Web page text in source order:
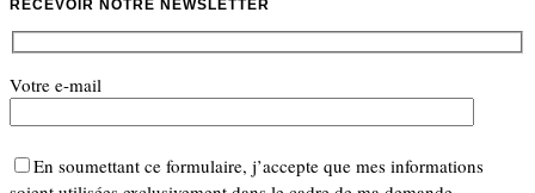
RECEVOIR NOTRE NEWSLETTER
Votre e-mail
En soumettant ce formulaire, j’accepte que mes informations